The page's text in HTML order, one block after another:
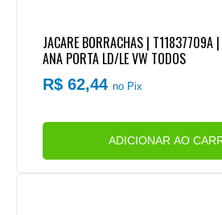
JACARE BORRACHAS | T11837709A |
ANA PORTA LD/LE VW TODOS
R$ 62,44no Pix
ADICIONAR AO